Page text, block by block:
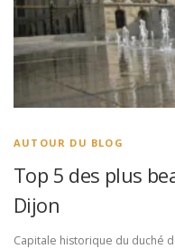
AUTOUR DU BLOG
Top 5 des plus
Dijon
Capitale historique du duché